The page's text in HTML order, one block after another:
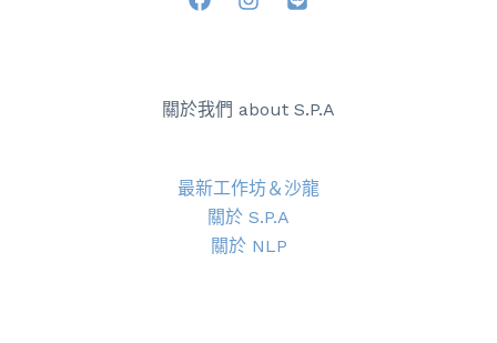
關於我們 about S.P.A
最新工作坊＆沙龍
關於 S.P.A
關於 NLP